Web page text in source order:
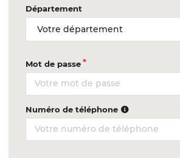
Département
Mot de passe
Numéro de téléphone